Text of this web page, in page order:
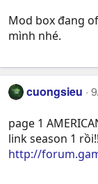
Mod box đang
mình nhé.
cuongsieu
page 1
link season 1
http://